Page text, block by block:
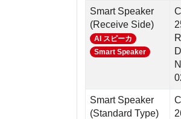
Smart Speaker
(Receive Side)
AI スピーカ
Smart Speaker
Smart Speaker
(Standard Type)